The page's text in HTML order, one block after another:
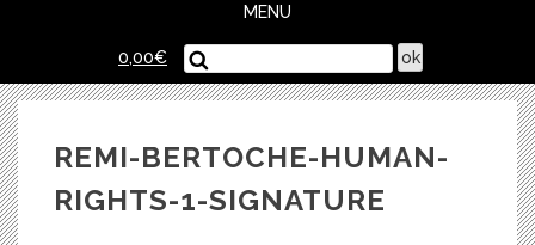
MENU
0,00€
REMI-BERTOCHE-HUMAN-
RIGHTS-1-SIGNATURE